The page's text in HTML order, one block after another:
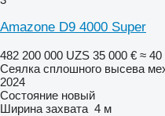
Amazone D9 4000 Super
482 200 000 UZS 35 000 € ≈ 40
Сеялка сплошного высева
2024
Состояние новый
Ширина захвата 4 м